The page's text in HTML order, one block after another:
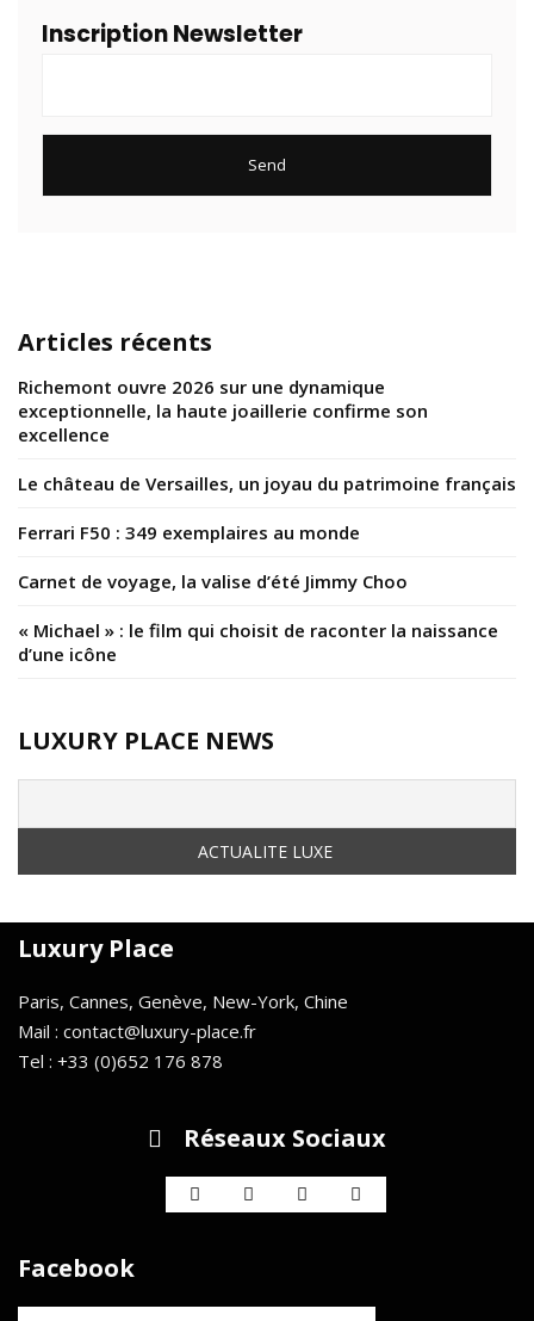
Inscription Newsletter
Articles récents
Richemont ouvre 2026 sur une dynamique
exceptionnelle, la haute joaillerie confirme son
excellence
Le château de Versailles, un joyau du patrimoine français
Ferrari F50 : 349 exemplaires au monde
Carnet de voyage, la valise d’été Jimmy Choo
« Michael » : le film qui choisit de raconter la naissance
d’une icône
LUXURY PLACE NEWS
Luxury Place
Paris, Cannes, Genève, New-York, Chine
Mail : contact@luxury-place.fr
Tel : +33 (0)652 176 878
Réseaux Sociaux
Facebook